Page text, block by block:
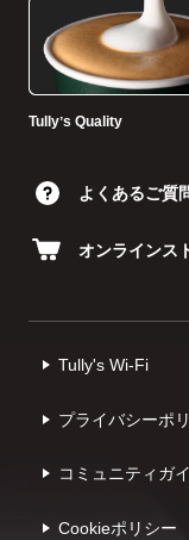
Tullyʼs Quality
よくあるご質
オンラインス
Tully's Wi-Fi
プライバシーポ
コミュニティガ
Cookieポリシー